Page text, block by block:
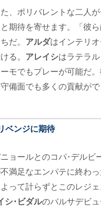
、ポリバレントな二人
期待を寄せます。「彼
だ。 アルダはインテリ
る。 アレイシはラテラ
モでもプレーが可能だ
備面でも多くの貢献がで
ベンジに期待
ョールとのコパ･デルビ
満足なエンパテに終わ
って計らずとこのレジ
シ･ビダルのバルサデビ